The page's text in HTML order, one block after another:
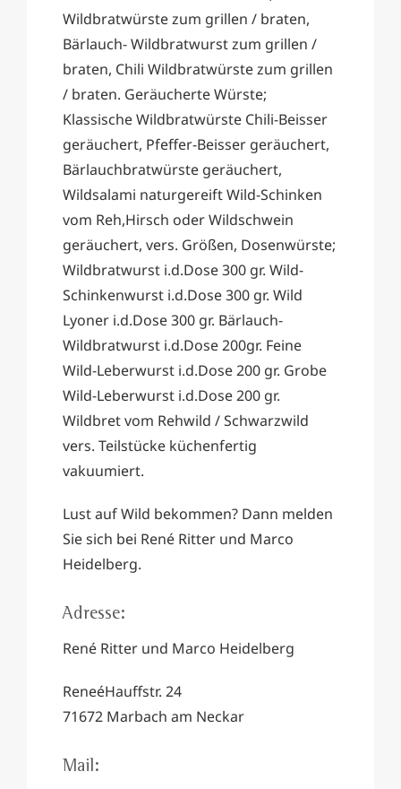
Wildbratwürste zum grillen / braten,
Bärlauch- Wildbratwurst zum grillen /
braten, Chili Wildbratwürste zum grillen
/ braten. Geräucherte Würste;
Klassische Wildbratwürste Chili-Beisser
geräuchert, Pfeffer-Beisser geräuchert,
Bärlauchbratwürste geräuchert,
Wildsalami naturgereift Wild-Schinken
vom Reh,Hirsch oder Wildschwein
geräuchert, vers. Größen, Dosenwürste;
Wildbratwurst i.d.Dose 300 gr. Wild-
Schinkenwurst i.d.Dose 300 gr. Wild
Lyoner i.d.Dose 300 gr. Bärlauch-
Wildbratwurst i.d.Dose 200gr. Feine
Wild-Leberwurst i.d.Dose 200 gr. Grobe
Wild-Leberwurst i.d.Dose 200 gr.
Wildbret vom Rehwild / Schwarzwild
vers. Teilstücke küchenfertig
vakuumiert.
Lust auf Wild bekommen? Dann melden
Sie sich bei René Ritter und Marco
Heidelberg.
Adresse:
René Ritter und Marco Heidelberg
ReneéHauffstr. 24
71672 Marbach am Neckar
Mail: